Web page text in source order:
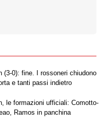
(3-0): fine. I rossoneri chiudono
e tanti passi indietro
le formazioni ufficiali: Comotto-
Ramos in panchina